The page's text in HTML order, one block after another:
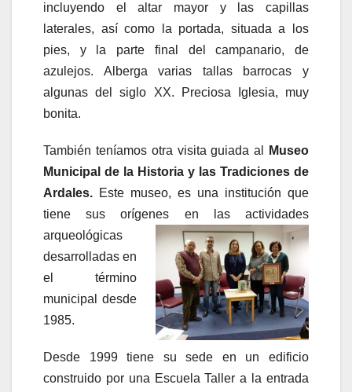
incluyendo el altar mayor y las capillas
laterales, así como la portada, situada a los
pies, y la parte final del campanario, de
azulejos. Alberga varias tallas barrocas y
algunas del siglo XX. Preciosa Iglesia, muy
bonita.
También teníamos otra visita guiada al
Museo
Municipal de la Historia y las Tradiciones de
Ardales. Este museo, es una institución que
tiene sus orígenes en las actividades
arqueológicas
desarrolladas en
el término
municipal desde
1985.
Desde 1999 tiene su sede en un edificio
construido por una Escuela Taller a la entrada